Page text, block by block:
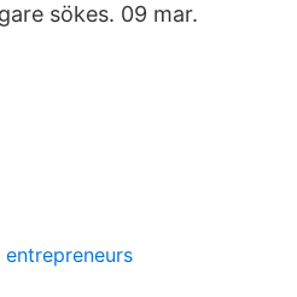
sökes. 09 mar.